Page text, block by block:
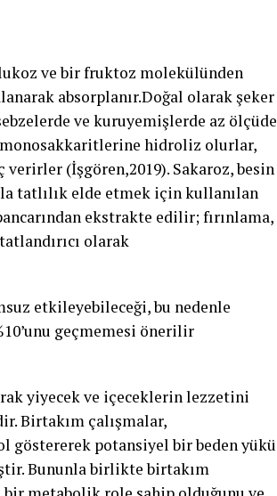
ve bir fruktoz molekülünden
absorplanır.Doğal olarak şeker
ve kuruyemişlerde az ölçüde
hidroliz olurlar,
(İşgören,2019). Sakaroz, besin
tatlılık elde etmek için kullanılan
ekstrakte edilir; fırınlama,
olarak
etkileyebileceği, bu nedenle
geçmemesi önerilir
yiyecek ve içeceklerin lezzetini
Birtakım çalışmalar,
göstererek potansiyel bir beden yükü
Bununla birlikte birtakım